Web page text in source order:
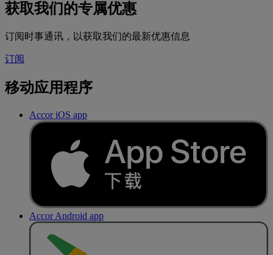
获取我们的专属优惠
订阅时事通讯，以获取我们的最新优惠信息
订阅
移动应用程序
Accor iOS app
Accor Android app